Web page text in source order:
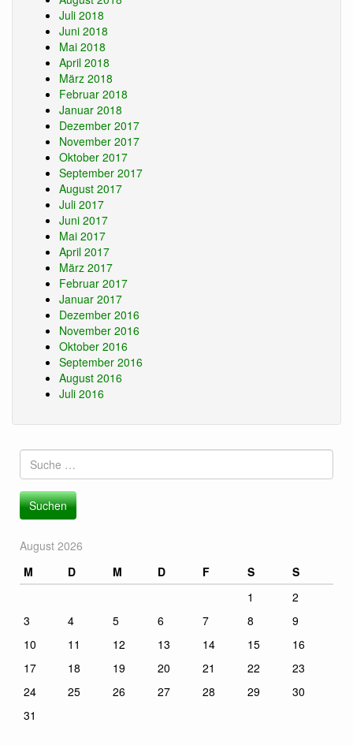
Juli 2018
Juni 2018
Mai 2018
April 2018
März 2018
Februar 2018
Januar 2018
Dezember 2017
November 2017
Oktober 2017
September 2017
August 2017
Juli 2017
Juni 2017
Mai 2017
April 2017
März 2017
Februar 2017
Januar 2017
Dezember 2016
November 2016
Oktober 2016
September 2016
August 2016
Juli 2016
Suche
nach:
August 2026
M
D M D F S
S
1
2
3
4 5 6 7 8
9
10
11 12 13 14 15
16
17
18 19 20 21 22
23
24
25 26 27 28 29
30
31